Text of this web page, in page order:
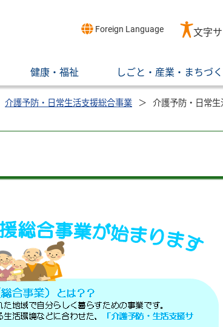
Foreign Language 文字
健康・福祉 しごと・産業・まちづ
介護予防・日常生活支援総合事業 介護予防・日常